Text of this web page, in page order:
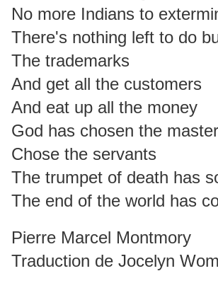
No more Indians to
There's nothing left to do
The trademarks
And get all the customers
And eat up all the money
God has chosen the
Chose the servants
The trumpet of death has
The end of the world has
Pierre Marcel Montmory
Traduction de Jocelyn